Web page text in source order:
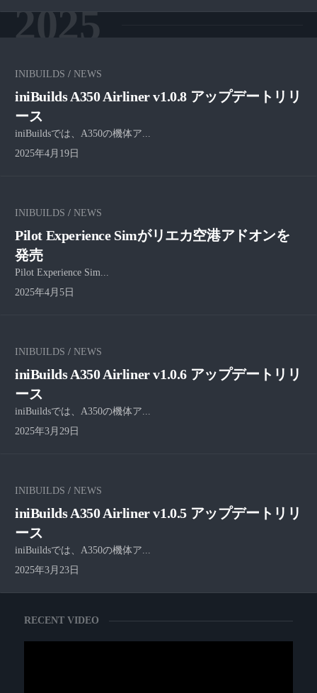
2025
INIBUILDS / NEWS
iniBuilds A350 Airliner v1.0.8 アップデートリリ
ース
iniBuildsでは、A350の機体ア...
2025年4月19日
INIBUILDS / NEWS
Pilot Experience Simがリエカ空港アドオンを
発売
Pilot Experience Sim...
2025年4月5日
INIBUILDS / NEWS
iniBuilds A350 Airliner v1.0.6 アップデートリリ
ース
iniBuildsでは、A350の機体ア...
2025年3月29日
INIBUILDS / NEWS
iniBuilds A350 Airliner v1.0.5 アップデートリリ
ース
iniBuildsでは、A350の機体ア...
2025年3月23日
RECENT VIDEO